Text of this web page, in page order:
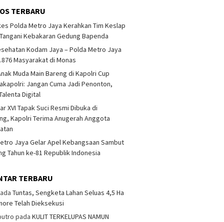
TERBARU
Polda Metro Jaya Kerahkan Tim Keslap
Kebakaran Gedung Bapenda
Kodam Jaya – Polda Metro Jaya
Masyarakat di Monas
Muda Main Bareng di Kapolri Cup
Jangan Cuma Jadi Penonton,
Digital
XVI Tapak Suci Resmi Dibuka di
Kapolri Terima Anugerah Anggota
Jaya Gelar Apel Kebangsaan Sambut
Tahun ke-81 Republik Indonesia
TERBARU
Tuntas, Sengketa Lahan Seluas 4,5 Ha
Telah Dieksekusi
padaKULIT TERKELUPAS NAMUN